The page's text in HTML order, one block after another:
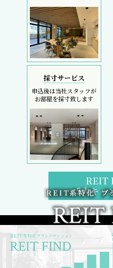
採寸サービス
申込後は当社スタッフが
お部屋を採寸致します
REIT
5大キャ